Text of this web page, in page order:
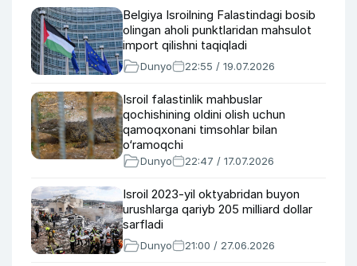
Belgiya Isroilning Falastindagi bosib
olingan aholi punktlaridan mahsulot
import qilishni taqiqladi
Dunyo 22:55 / 19.07.2026
Isroil falastinlik mahbuslar
qochishining oldini olish uchun
qamoqxonani timsohlar bilan
o‘ramoqchi
Dunyo 22:47 / 17.07.2026
Isroil 2023-yil oktyabridan buyon
urushlarga qariyb 205 milliard dollar
sarfladi
Dunyo 21:00 / 27.06.2026